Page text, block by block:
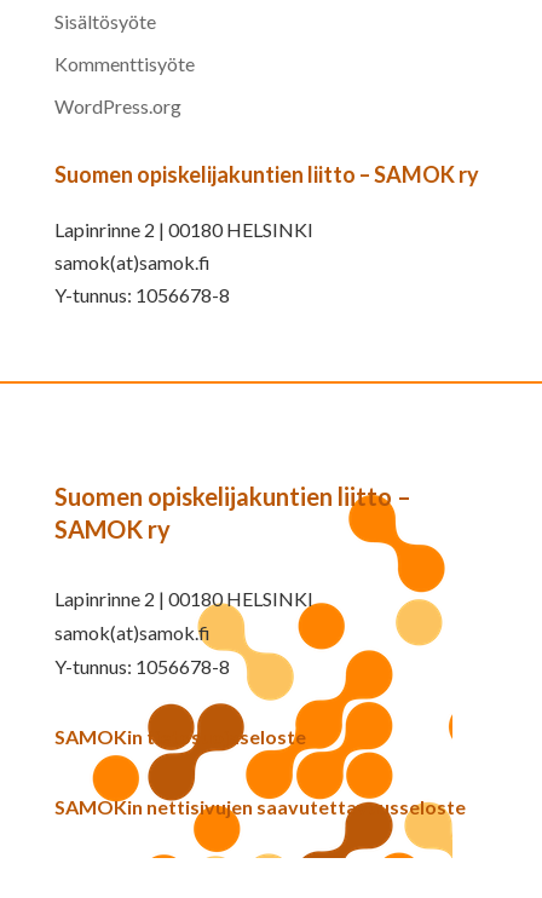
Sisältösyöte
Kommenttisyöte
WordPress.org
Suomen opiskelijakuntien liitto – SAMOK ry
Lapinrinne 2 | 00180 HELSINKI
samok(at)samok.fi
Y-tunnus: 1056678-8
Suomen opiskelijakuntien liitto –
SAMOK ry
Lapinrinne 2 | 00180 HELSINKI
samok(at)samok.fi
Y-tunnus: 1056678-8
SAMOKin tietosuojaseloste
SAMOKin nettisivujen saavutettavuusseloste